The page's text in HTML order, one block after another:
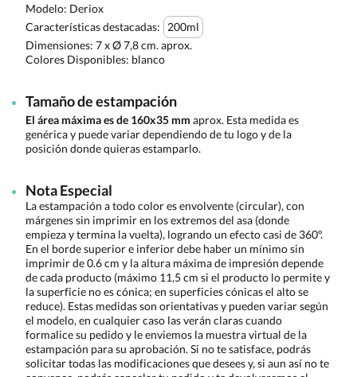
Modelo: Deriox
Características destacadas:
200ml
Dimensiones: 7 x Ø 7,8 cm. aprox.
Colores Disponibles: blanco
Tamaño de estampación
El área máxima es de 160x35 mm aprox. Esta medida es
genérica y puede variar dependiendo de tu logo y de la
posición donde quieras estamparlo.
Nota Especial
La estampación a todo color es envolvente (circular), con
márgenes sin imprimir en los extremos del asa (donde
empieza y termina la vuelta), logrando un efecto casi de 360º.
En el borde superior e inferior debe haber un mínimo sin
imprimir de 0.6 cm y la altura máxima de impresión depende
de cada producto (máximo 11,5 cm si el producto lo permite y
la superficie no es cónica; en superficies cónicas el alto se
reduce). Estas medidas son orientativas y pueden variar según
el modelo, en cualquier caso las verán claras cuando
formalice su pedido y le enviemos la muestra virtual de la
estampación para su aprobación. Si no te satisface, podrás
solicitar todas las modificaciones que desees y, si aun así no te